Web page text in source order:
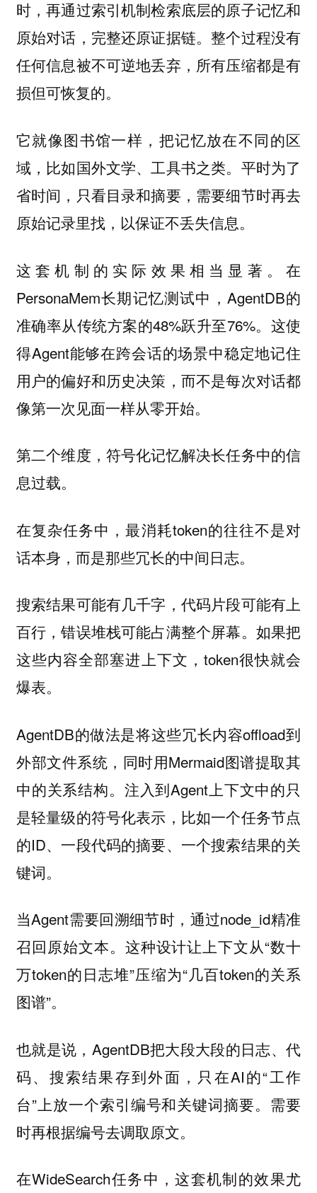
时，再通过索引机制检索底层的原子记忆和
原始对话，完整还原证据链。整个过程没有
任何信息被不可逆地丢弃，所有压缩都是有
损但可恢复的。
它就像图书馆一样，把记忆放在不同的区
域，比如国外文学、工具书之类。平时为了
省时间，只看目录和摘要，需要细节时再去
原始记录里找，以保证不丢失信息。
这套机制的实际效果相当显著。在
PersonaMem长期记忆测试中，AgentDB的
准确率从传统方案的48%跃升至76%。这使
得Agent能够在跨会话的场景中稳定地记住
用户的偏好和历史决策，而不是每次对话都
像第一次见面一样从零开始。
第二个维度，符号化记忆解决长任务中的信
息过载。
在复杂任务中，最消耗token的往往不是对
话本身，而是那些冗长的中间日志。
搜索结果可能有几千字，代码片段可能有上
百行，错误堆栈可能占满整个屏幕。如果把
这些内容全部塞进上下文，token很快就会
爆表。
AgentDB的做法是将这些冗长内容offload到
外部文件系统，同时用Mermaid图谱提取其
中的关系结构。注入到Agent上下文中的只
是轻量级的符号化表示，比如一个任务节点
的ID、一段代码的摘要、一个搜索结果的关
键词。
当Agent需要回溯细节时，通过node_id精准
召回原始文本。这种设计让上下文从“数十
万token的日志堆”压缩为“几百token的关系
图谱”。
也就是说，AgentDB把大段大段的日志、代
码、搜索结果存到外面，只在AI的“工作
台”上放一个索引编号和关键词摘要。需要
时再根据编号去调取原文。
在WideSearch任务中，这套机制的效果尤